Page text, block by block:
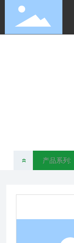
产品系列:
»